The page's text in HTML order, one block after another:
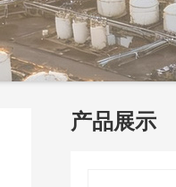
产品展示